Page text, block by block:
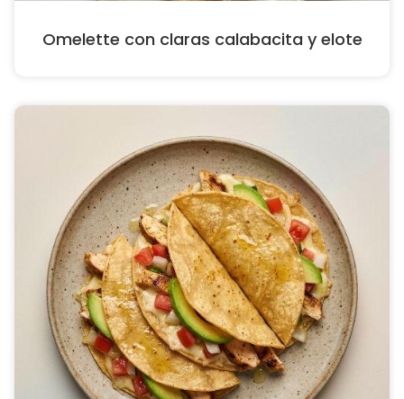
Omelette con claras calabacita y elote